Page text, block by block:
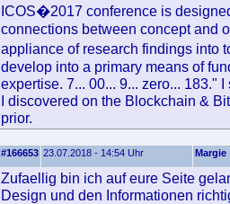
ICOS�2017 conference is
connections between concept and
appliance of research findings into
develop into a primary means of
expertise. 7... 00... 9... zero... 183."
I discovered on the Blockchain &
prior.
#166653 23.07.2018 - 14:54 Uhr Margie
Zufaellig bin ich auf eure Seite
Design und den Informationen